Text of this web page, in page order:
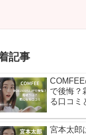
記事
で後悔？
る口コミ
宮本太郎